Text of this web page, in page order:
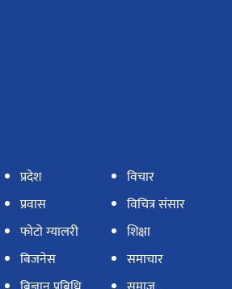
प्रदेश
प्रवास
फोटो ग्यालरी
बिजनेस
विचार
विचित्र संसार
शिक्षा
समाचार